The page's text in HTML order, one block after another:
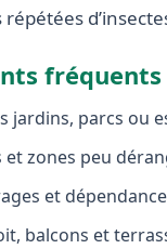
fréquents
jardins, parcs ou
et zones peu
et
balcons et